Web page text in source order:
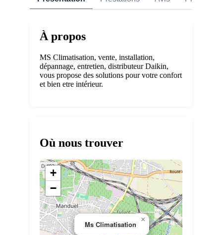
À propos
MS Climatisation, vente, installation,
dépannage, entretien, distributeur Daikin,
vous propose des solutions pour votre confort
et bien etre intérieur.
Où nous trouver
Ms Climatisation
×
+
−